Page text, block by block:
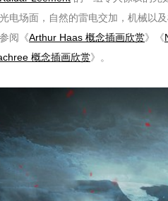
电场面，自然的雷电交加，机械以
阅《Arthur Haas 概念插画欣赏》《
概念插画欣赏》。